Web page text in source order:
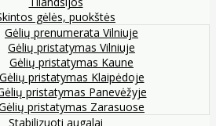
gėlės, puokštės
Gėlių prenumerata Vilniuje
Gėlių pristatymas Vilniuje
Gėlių pristatymas Kaune
Gėlių pristatymas Klaipėdoje
pristatymas Panevėžyje
pristatymas Zarasuose
Stabilizuoti augalai